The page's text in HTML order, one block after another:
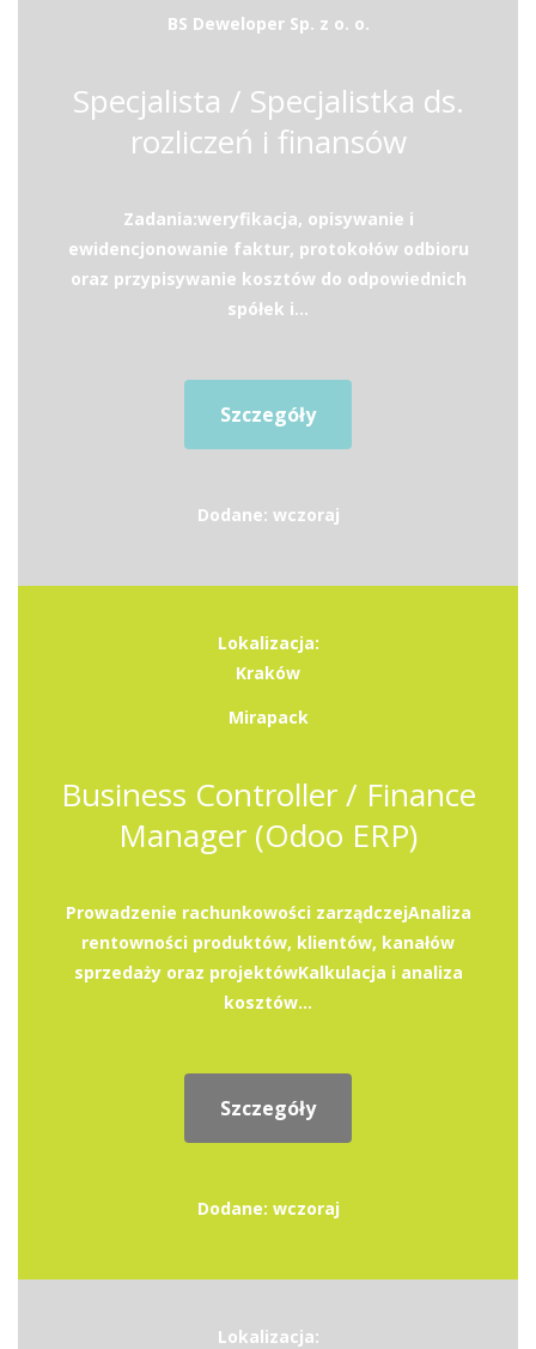
BS Deweloper Sp. z o. o.
Specjalista / Specjalistka ds.
rozliczeń i finansów
Zadania:weryfikacja, opisywanie i
ewidencjonowanie faktur, protokołów odbioru
oraz przypisywanie kosztów do odpowiednich
spółek i...
Szczegóły
Dodane: wczoraj
Lokalizacja:
Kraków
Mirapack
Business Controller / Finance
Manager (Odoo ERP)
Prowadzenie rachunkowości zarządczejAnaliza
rentowności produktów, klientów, kanałów
sprzedaży oraz projektówKalkulacja i analiza
kosztów...
Szczegóły
Dodane: wczoraj
Lokalizacja: